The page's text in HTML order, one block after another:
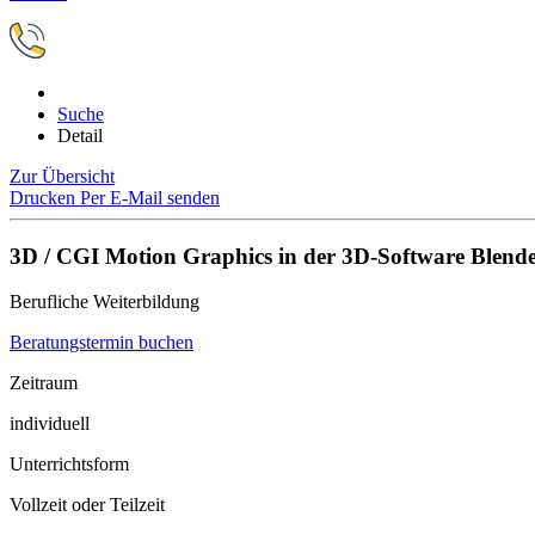
Suche
Detail
Zur Übersicht
Drucken Per E-Mail senden
3D / CGI Motion Graphics in der 3D-Software
Berufliche Weiterbildung
Beratungstermin buchen
Zeitraum
individuell
Unterrichtsform
Vollzeit oder Teilzeit